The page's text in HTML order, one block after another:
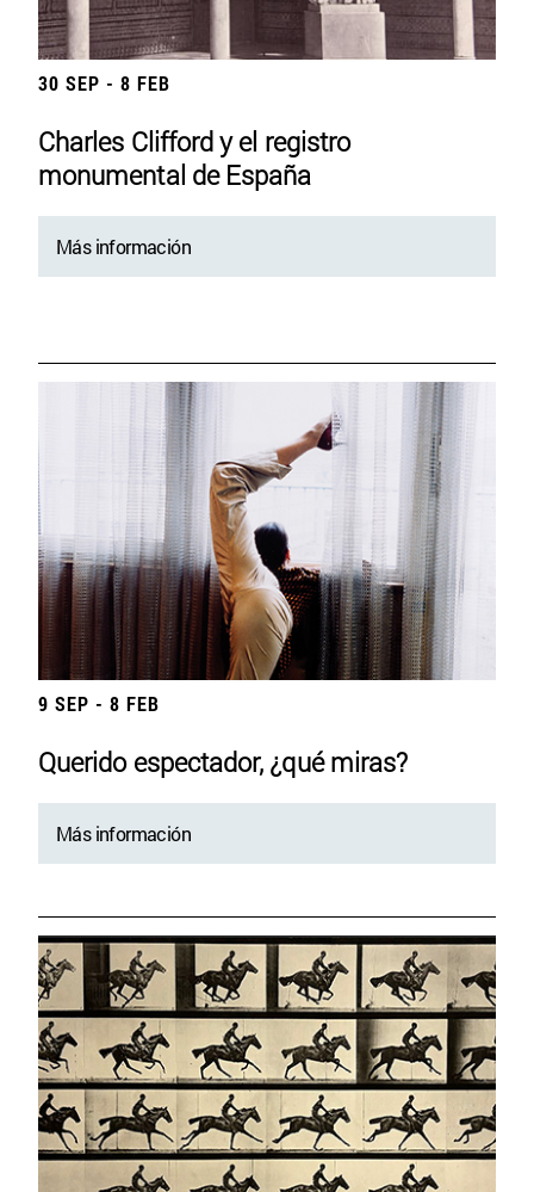
30 SEP - 8 FEB
Charles Clifford y el registro
monumental de España
Más información
9 SEP - 8 FEB
Querido espectador, ¿qué miras?
Más información